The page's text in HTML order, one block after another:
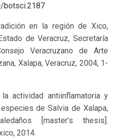
botsci.2187
en la región de Xico,
de Veracruz, Secretaría
Veracruzano de Arte
Xalapa, Veracruz, 2004, 1-
la actividad antiinflamatoria y
de Salvia de Xalapa,
[master’s thesis].
2014.